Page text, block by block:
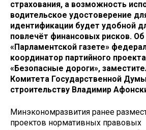
страхования, а возможность
водительское удостоверение
идентификации будет удобной
повлечёт финансовых рисков.
«Парламентской газете»
координатор партийного
«Безопасные дороги»,
Комитета Государственной
строительству Владимир
Минэкономразвития ранее
проектов нормативных правовых